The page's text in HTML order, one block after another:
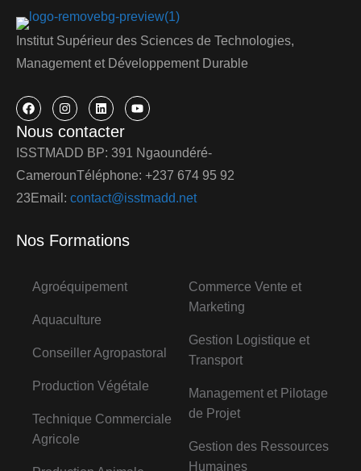
Institut Supérieur des Sciences de Technologies,
Management et Développement Durable
Nous contacter
ISSTMADD BP: 391 Ngaoundéré-
CamerounTéléphone: +237 674 95 92
23Email: contact@isstmadd.net
Nos Formations
Agroéquipement
Aquaculture
Conseiller Agropastoral
Production Végétale
Technique Commerciale
Agricole
Commerce Vente et
Marketing
Gestion Logistique et
Transport
Management et Pilotage
de Projet
Gestion des Ressources
Humaines